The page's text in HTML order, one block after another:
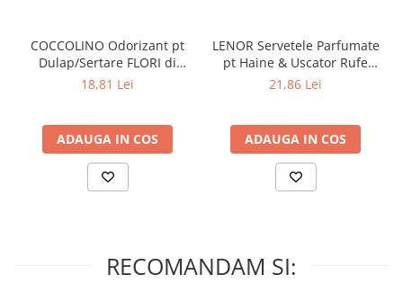
COCCOLINO Odorizant pt
Dulap/Sertare FLORI di
PRIMAVERA 3 buc
18,81 Lei
ADAUGA IN COS
LENOR Servetele Parfumate
pt Haine & Uscator Rufe
SPRING AWAKENING 34 buc
21,86 Lei
ADAUGA IN COS
RECOMANDAM SI: